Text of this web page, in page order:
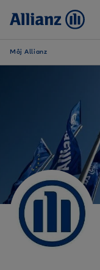
Môj Allianz